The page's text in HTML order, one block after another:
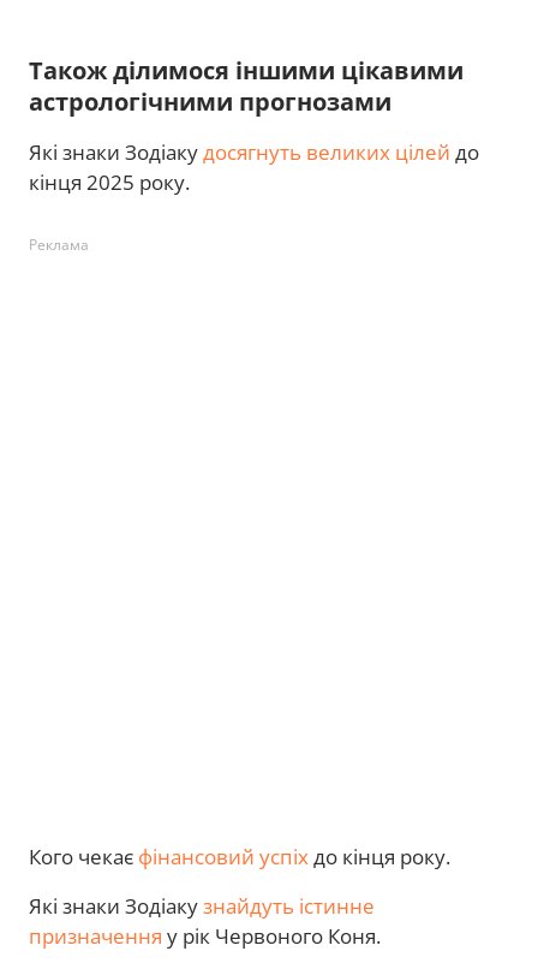
Також ділимося іншими цікавими
астрологічними прогнозами
Які знаки Зодіакудосягнуть великих цілей до
кінця 2025 року.
Реклама
Кого чекає фінансовий успіхдо кінця року.
Які знаки Зодіакузнайдуть істинне
призначення у рік Червоного Коня.